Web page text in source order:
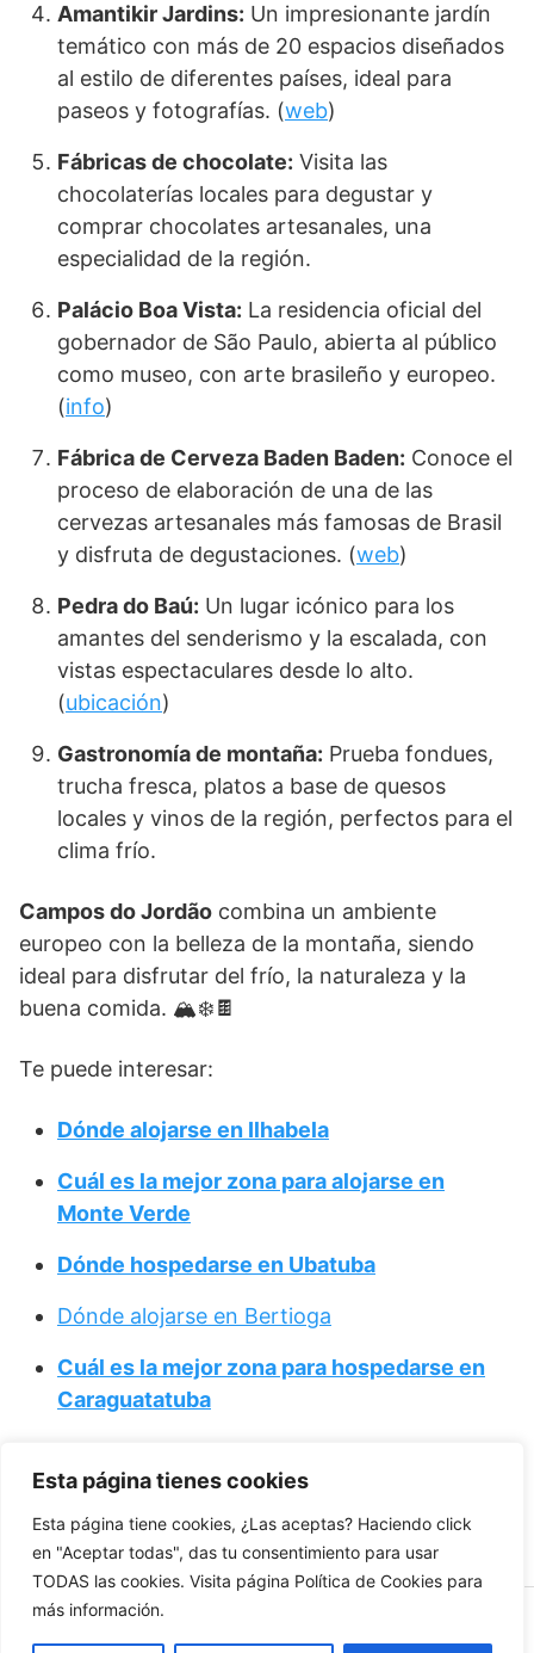
Esta página tienes cookies
Esta página tiene cookies, ¿Las aceptas? Haciendo click
en "Aceptar todas", das tu consentimiento para usar
TODAS las cookies. Visita página Política de Cookies para
más información.
Amantikir Jardins: Un impresionante jardín
temático con más de 20 espacios diseñados
al estilo de diferentes países, ideal para
paseos y fotografías. (web)
Fábricas de chocolate: Visita las
chocolaterías locales para degustar y
comprar chocolates artesanales, una
especialidad de la región.
Palácio Boa Vista: La residencia oficial del
gobernador de São Paulo, abierta al público
como museo, con arte brasileño y europeo.
(info)
Fábrica de Cerveza Baden Baden: Conoce el
proceso de elaboración de una de las
cervezas artesanales más famosas de Brasil
y disfruta de degustaciones. (web)
Pedra do Baú: Un lugar icónico para los
amantes del senderismo y la escalada, con
vistas espectaculares desde lo alto.
(ubicación)
Gastronomía de montaña: Prueba fondues,
trucha fresca, platos a base de quesos
locales y vinos de la región, perfectos para el
clima frío.
Campos do Jordão combina un ambiente
europeo con la belleza de la montaña, siendo
ideal para disfrutar del frío, la naturaleza y la
buena comida. 🏔️❄️🍫
Te puede interesar:
Dónde alojarse en Ilhabela
Cuál es la mejor zona para alojarse en
Monte Verde
Dónde hospedarse en Ubatuba
Dónde alojarse en Bertioga
Cuál es la mejor zona para hospedarse en
Caraguatatuba
Jardim Paulista
dondehospedarse.net